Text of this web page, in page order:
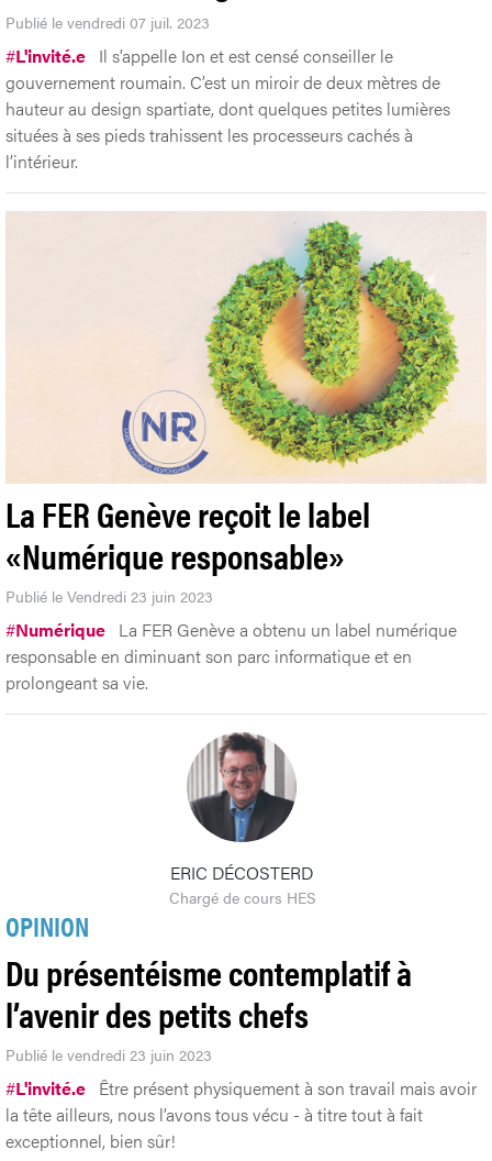
Publié le vendredi 07 juil. 2023
#L'invité.e Il s’appelle Ion et est censé conseiller le
gouvernement roumain. C’est un miroir de deux mètres de
hauteur au design spartiate, dont quelques petites lumières
situées à ses pieds trahissent les processeurs cachés à
l’intérieur.
La FER Genève reçoit le label
«Numérique responsable»
Publié le Vendredi 23 juin 2023
#Numérique La FER Genève a obtenu un label numérique
responsable en diminuant son parc informatique et en
prolongeant sa vie.
ERIC DÉCOSTERD
Chargé de cours HES
OPINION
Du présentéisme contemplatif à
l’avenir des petits chefs
Publié le vendredi 23 juin 2023
#L'invité.e Être présent physiquement à son travail mais avoir
la tête ailleurs, nous l’avons tous vécu - à titre tout à fait
exceptionnel, bien sûr!